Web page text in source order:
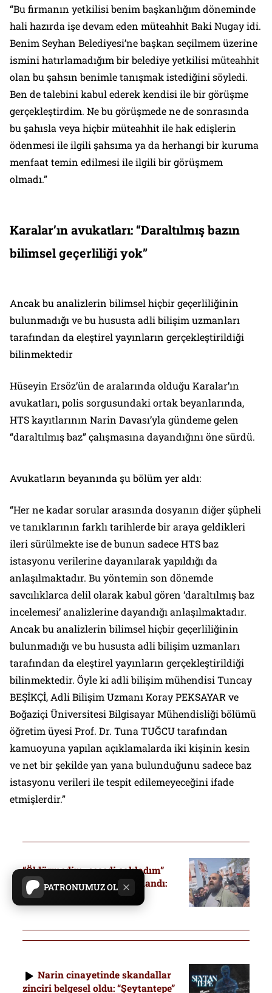
PATRONUMUZ OL
“Bu firmanın yetkilisi benim başkanlığım döneminde
hali hazırda işe devam eden müteahhit Baki Nugay idi.
Benim Seyhan Belediyesi’ne başkan seçilmem üzerine
ismini hatırlamadığım bir belediye yetkilisi müteahhit
olan bu şahsın benimle tanışmak istediğini söyledi.
Ben de talebini kabul ederek kendisi ile bir görüşme
gerçekleştirdim. Ne bu görüşmede ne de sonrasında
bu şahısla veya hiçbir müteahhit ile hak edişlerin
ödenmesi ile ilgili şahsıma ya da herhangi bir kuruma
menfaat temin edilmesi ile ilgili bir görüşmem
olmadı.”
Karalar’ın avukatları: “Daraltılmış bazın
bilimsel geçerliliği yok”
Ancak bu analizlerin bilimsel hiçbir geçerliliğinin
bulunmadığı ve bu hususta adli bilişim uzmanları
tarafından da eleştirel yayınların gerçekleştirildiği
bilinmektedir
Hüseyin Ersöz’ün de aralarında olduğu Karalar’ın
avukatları, polis sorgusundaki ortak beyanlarında,
HTS kayıtlarının Narin Davası’yla gündeme gelen
“daraltılmış baz” çalışmasına dayandığını öne sürdü.
Avukatların beyanında şu bölüm yer aldı:
“Her ne kadar sorular arasında dosyanın diğer şüpheli
ve tanıklarının farklı tarihlerde bir araya geldikleri
ileri sürülmekte ise de bunun sadece HTS baz
istasyonu verilerine dayanılarak yapıldığı da
anlaşılmaktadır. Bu yöntemin son dönemde
savcılıklarca delil olarak kabul gören ‘daraltılmış baz
incelemesi’ analizlerine dayandığı anlaşılmaktadır.
Ancak bu analizlerin bilimsel hiçbir geçerliliğinin
bulunmadığı ve bu hususta adli bilişim uzmanları
tarafından da eleştirel yayınların gerçekleştirildiği
bilinmektedir. Öyle ki adli bilişim mühendisi Tuncay
BEŞİKÇİ, Adli Bilişim Uzmanı Koray PEKSAYAR ve
Boğaziçi Üniversitesi Bilgisayar Mühendisliği bölümü
öğretim üyesi Prof. Dr. Tuna TUĞCU tarafından
kamuoyuna yapılan açıklamalarda iki kişinin kesin
ve net bir şekilde yan yana bulunduğunu sadece baz
istasyonu verileri ile tespit edilemeyeceğini ifade
etmişlerdir.”
“Öldürmedim, cesedi sakladım”
dedi, mahkeme yine ona inandı:
Nevzat Bahtiyar’a 17 yıl
Narin cinayetinde skandallar
zinciri belgesel oldu: “Şeytantepe”